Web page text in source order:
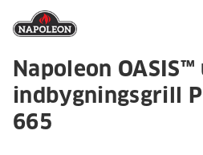
Napoleon
indbygningsgrill
665